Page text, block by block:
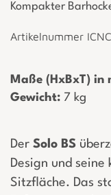
Kompakter
Artikelnummer
Maße (HxBxT) in
Gewicht: ­ 7 kg
Der Solo BS
Design und
Sitzfläche. Das